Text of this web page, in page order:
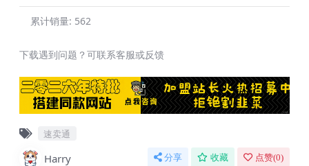
累计销量: 562
下载遇到问题？可联系客服或反馈
速卖通
Harry 分享 收藏 点赞(0)